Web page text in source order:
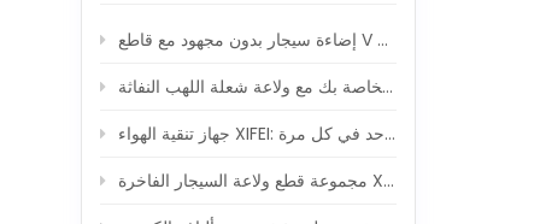
إضاءة سيجار بدون مجهود مع قاطع V محمل بنابض
جهاز تنقية الهواء XIFEI: خلق جو صديق للسيجار ، نفس واحد في كل مرة